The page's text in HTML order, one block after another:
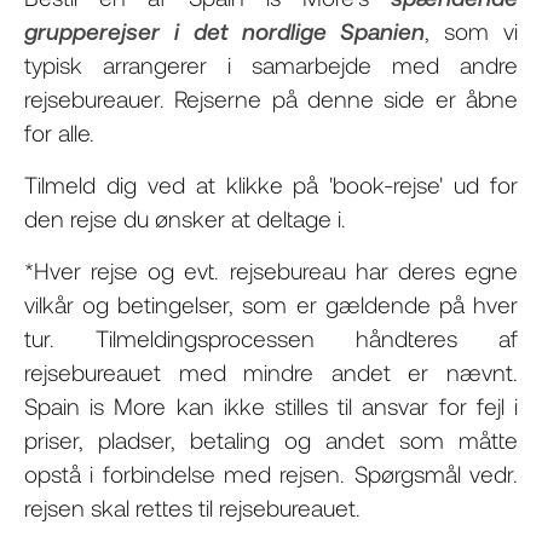
grupperejser i det nordlige Spanien, som vi
typisk arrangerer i samarbejde med andre
rejsebureauer. Rejserne på denne side er åbne
for alle.
Tilmeld dig ved at klikke på 'book-rejse' ud for
den rejse du ønsker at deltage i.
*Hver rejse og evt. rejsebureau har deres egne
vilkår og betingelser, som er gældende på hver
tur. Tilmeldingsprocessen håndteres af
rejsebureauet med mindre andet er nævnt.
Spain is More kan ikke stilles til ansvar for fejl i
priser, pladser, betaling og andet som måtte
opstå i forbindelse med rejsen. Spørgsmål vedr.
rejsen skal rettes til rejsebureauet.